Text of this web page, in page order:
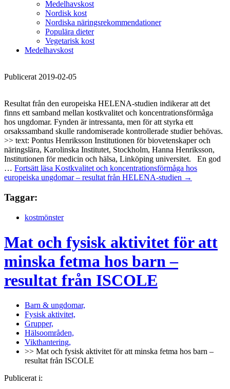
Medelhavskost
Nordisk kost
Nordiska näringsrekommendationer
Populära dieter
Vegetarisk kost
Medelhavskost
Publicerat 2019-02-05
Resultat från den europeiska HELENA-studien indikerar att det
finns ett samband mellan kostkvalitet och koncentrationsförmåga
hos ungdomar. Fynden är intressanta, men för att styrka ett
orsakssamband skulle randomiserade kontrollerade studier behövas.
>> text: Pontus Henriksson Institutionen för biovetenskaper och
näringslära, Karolinska Institutet, Stockholm, Hanna Henriksson,
Institutionen för medicin och hälsa, Linköping universitet. En god
… Fortsätt läsa Kostkvalitet och koncentrationsförmåga hos
europeiska ungdomar – resultat från HELENA-studien →
Taggar:
kostmönster
Mat och fysisk aktivitet för att
minska fetma hos barn –
resultat från ISCOLE
Barn & ungdomar,
Fysisk aktivitet,
Grupper,
Hälsoområden,
Vikthantering,
>> Mat och fysisk aktivitet för att minska fetma hos barn –
resultat från ISCOLE
Publicerat i: